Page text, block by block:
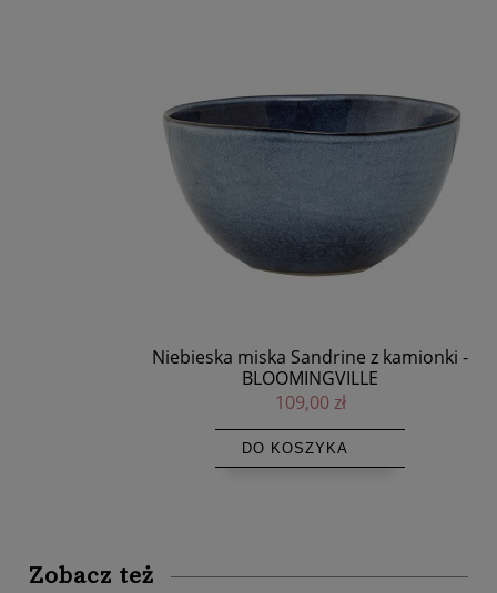
Niebieska miska Sandrine z kamionki -
BLOOMINGVILLE
109,00 zł
DO KOSZYKA
Zobacz też